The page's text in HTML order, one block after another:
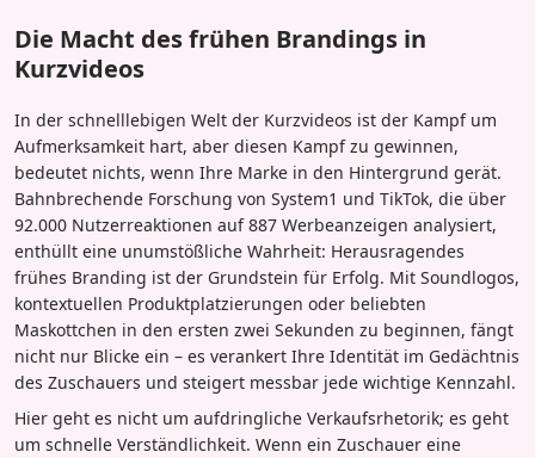
Die Macht des frühen Brandings in
Kurzvideos
In der schnelllebigen Welt der Kurzvideos ist der Kampf um
Aufmerksamkeit hart, aber diesen Kampf zu gewinnen,
bedeutet nichts, wenn Ihre Marke in den Hintergrund gerät.
Bahnbrechende Forschung von System1 und TikTok, die über
92.000 Nutzerreaktionen auf 887 Werbeanzeigen analysiert,
enthüllt eine unumstößliche Wahrheit: Herausragendes
frühes Branding ist der Grundstein für Erfolg. Mit Soundlogos,
kontextuellen Produktplatzierungen oder beliebten
Maskottchen in den ersten zwei Sekunden zu beginnen, fängt
nicht nur Blicke ein – es verankert Ihre Identität im Gedächtnis
des Zuschauers und steigert messbar jede wichtige Kennzahl.
Hier geht es nicht um aufdringliche Verkaufsrhetorik; es geht
um schnelle Verständlichkeit. Wenn ein Zuschauer eine